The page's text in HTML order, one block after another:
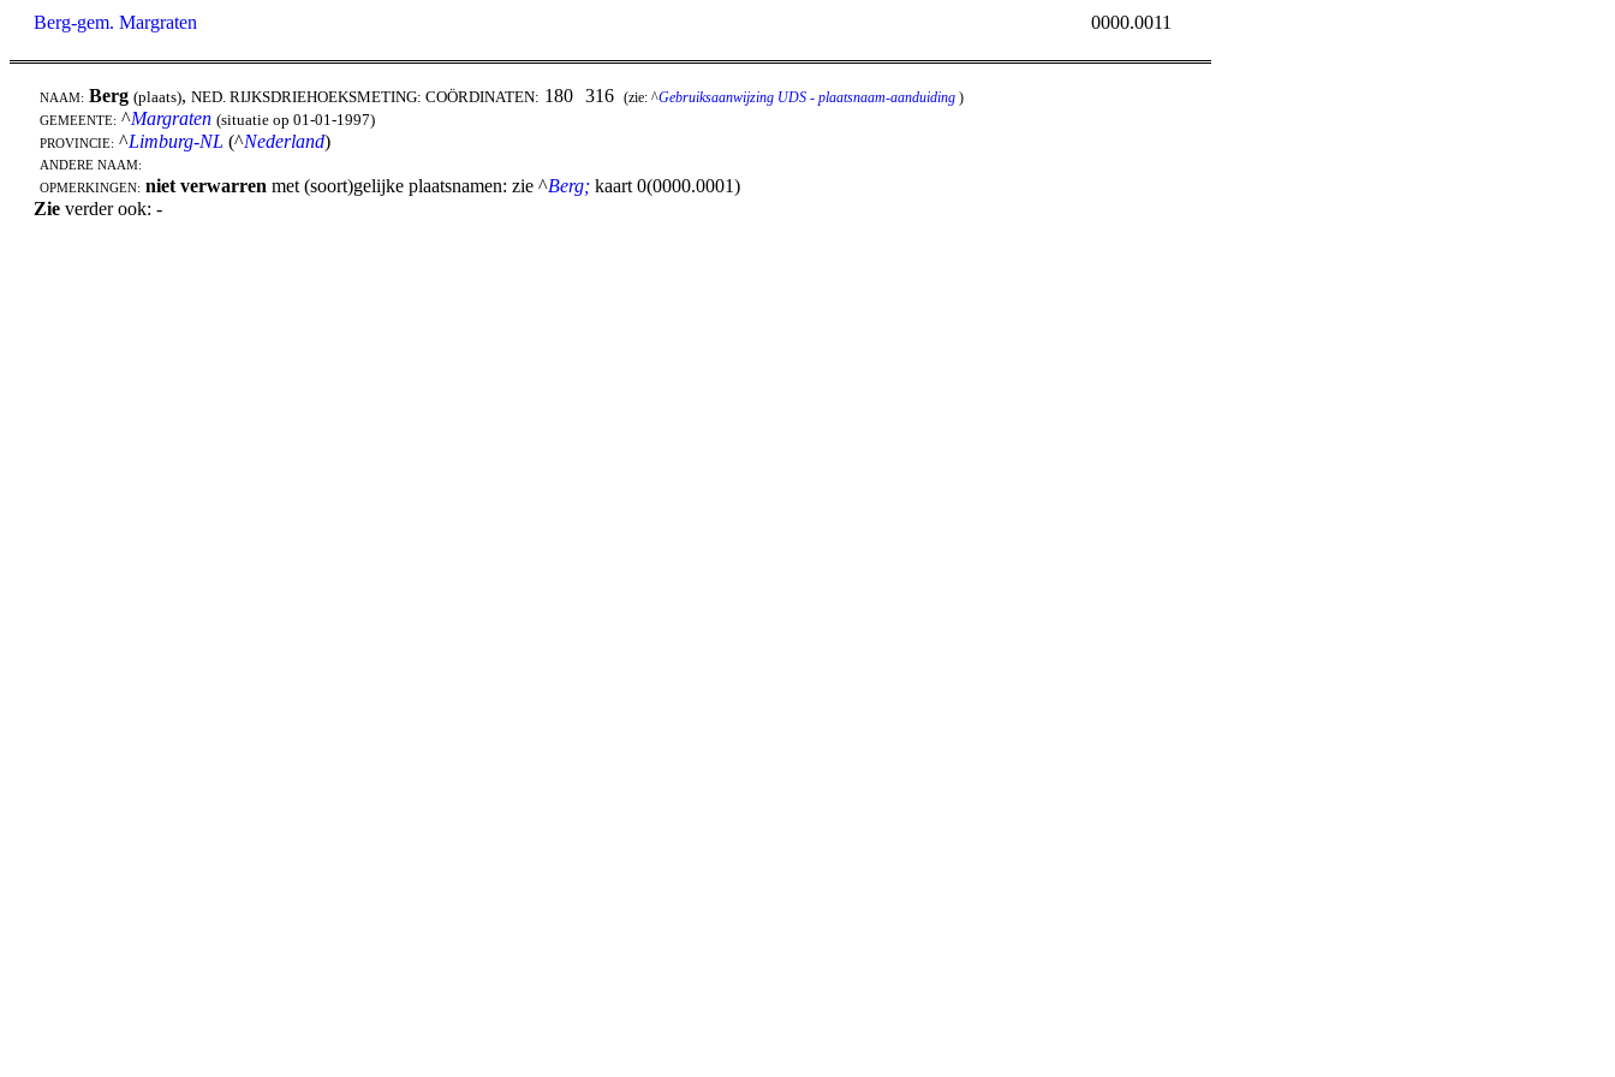
Berg-gem. Margraten 0000.0011
NAAM: Berg (plaats), NED. RIJKSDRIEHOEKSMETING: COÖRDINATEN: 180 316 (zie: ^Gebruiksaanwijzing UDS - plaatsnaam-aanduiding )
GEMEENTE: ^Margraten (situatie op 01-01-1997)
PROVINCIE: ^Limburg-NL (^Nederland)
ANDERE NAAM:
OPMERKINGEN: niet verwarren met (soort)gelijke plaatsnamen: zie ^Berg; kaart 0(0000.0001)
Zie verder ook: -